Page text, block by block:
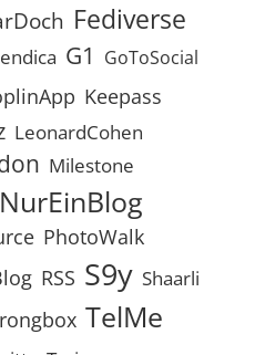
Fediverse
G1 GoToSocial
Keepass
LeonardCohen
Milestone
NurEinBlog
PhotoWalk
RSS S9y Shaarli
TelMe